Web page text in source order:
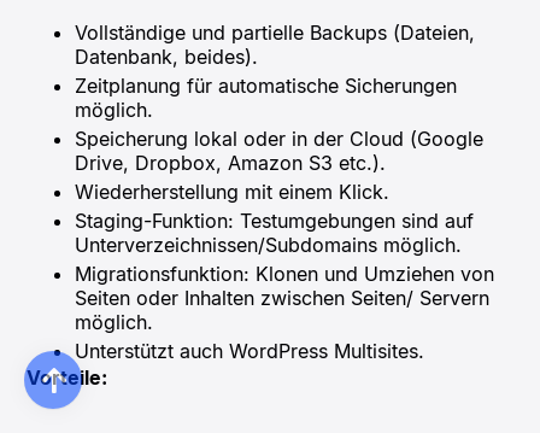
Vollständige und partielle Backups (Dateien,
Datenbank, beides).
Zeitplanung für automatische Sicherungen
möglich.
Speicherung lokal oder in der Cloud (Google
Drive, Dropbox, Amazon S3 etc.).
Wiederherstellung mit einem Klick.
Staging-Funktion: Testumgebungen sind auf
Unterverzeichnissen/Subdomains möglich.
Migrationsfunktion: Klonen und Umziehen von
Seiten oder Inhalten zwischen Seiten/ Servern
möglich.
Unterstützt auch WordPress Multisites.
Vorteile: